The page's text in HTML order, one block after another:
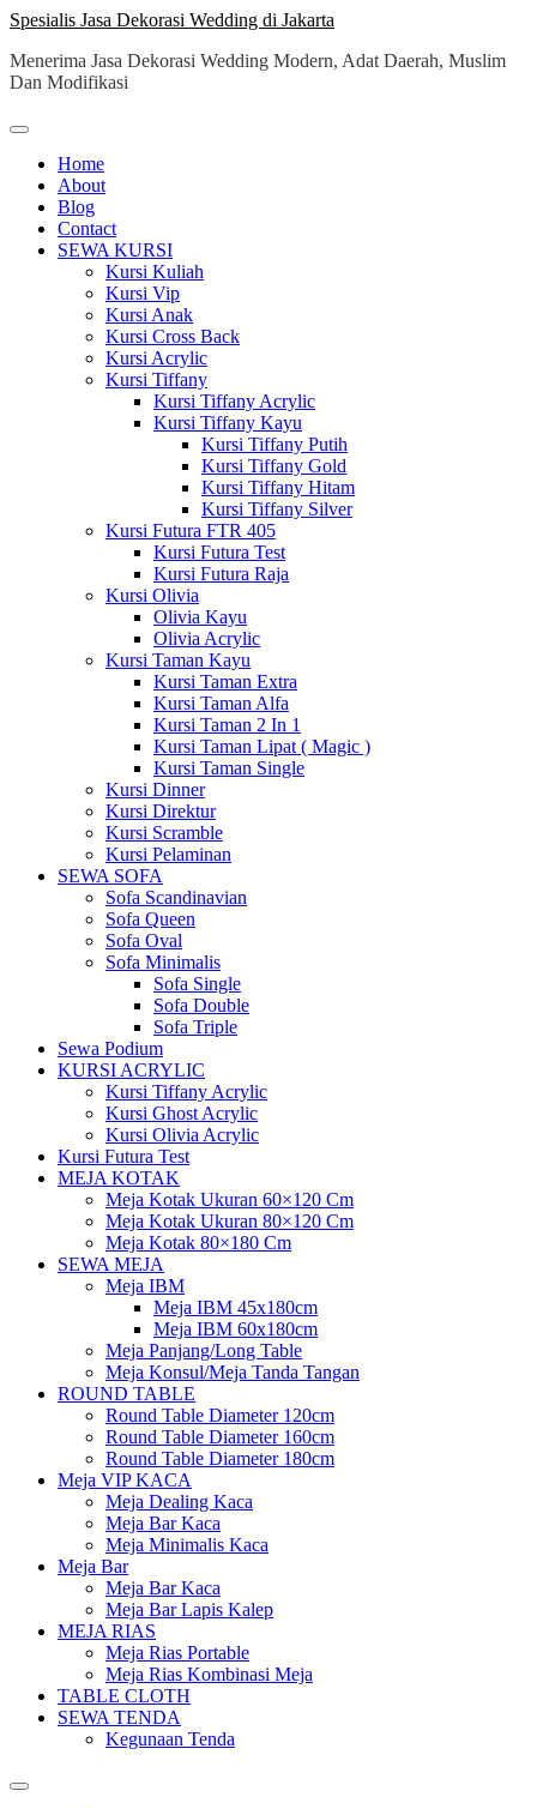
Skip
content
Spesialis Jasa Dekorasi Wedding di Jakarta
Menerima Jasa Dekorasi Wedding Modern, Adat Daerah, Muslim
Dan Modifikasi
Home
About
Blog
Contact
SEWA KURSI
Kursi Kuliah
Kursi Vip
Kursi Anak
Kursi Cross Back
Kursi Acrylic
Kursi Tiffany
Kursi Tiffany Acrylic
Kursi Tiffany Kayu
Kursi Tiffany Putih
Kursi Tiffany Gold
Kursi Tiffany Hitam
Kursi Tiffany Silver
Kursi Futura FTR 405
Kursi Futura Test
Kursi Futura Raja
Kursi Olivia
Olivia Kayu
Olivia Acrylic
Kursi Taman Kayu
Kursi Taman Extra
Kursi Taman Alfa
Kursi Taman 2 In 1
Kursi Taman Lipat ( Magic )
Kursi Taman Single
Kursi Dinner
Kursi Direktur
Kursi Scramble
Kursi Pelaminan
SEWA SOFA
Sofa Scandinavian
Sofa Queen
Sofa Oval
Sofa Minimalis
Sofa Single
Sofa Double
Sofa Triple
Sewa Podium
KURSI ACRYLIC
Kursi Tiffany Acrylic
Kursi Ghost Acrylic
Kursi Olivia Acrylic
Kursi Futura Test
MEJA KOTAK
Meja Kotak Ukuran 60×120 Cm
Meja Kotak Ukuran 80×120 Cm
Meja Kotak 80×180 Cm
SEWA MEJA
Meja IBM
Meja IBM 45x180cm
Meja IBM 60x180cm
Meja Panjang/Long Table
Meja Konsul/Meja Tanda Tangan
ROUND TABLE
Round Table Diameter 120cm
Round Table Diameter 160cm
Round Table Diameter 180cm
Meja VIP KACA
Meja Dealing Kaca
Meja Bar Kaca
Meja Minimalis Kaca
Meja Bar
Meja Bar Kaca
Meja Bar Lapis Kalep
MEJA RIAS
Meja Rias Portable
Meja Rias Kombinasi Meja
TABLE CLOTH
SEWA TENDA
Kegunaan Tenda